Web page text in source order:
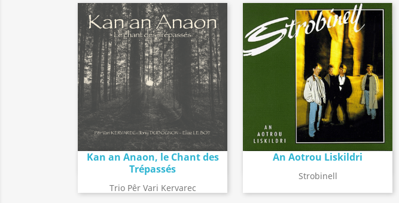
Kan an Anaon, le Chant des
Trépassés
Trio Pêr Vari Kervarec
search Détail de l'album An Aotrou Liskildri
Strobinell
search Détail de l'album